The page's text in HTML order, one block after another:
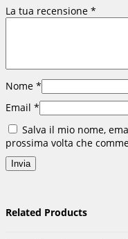
La tua recensione *
Nome *
Email *
Salva il mio nome,
prossima volta che
Related Products